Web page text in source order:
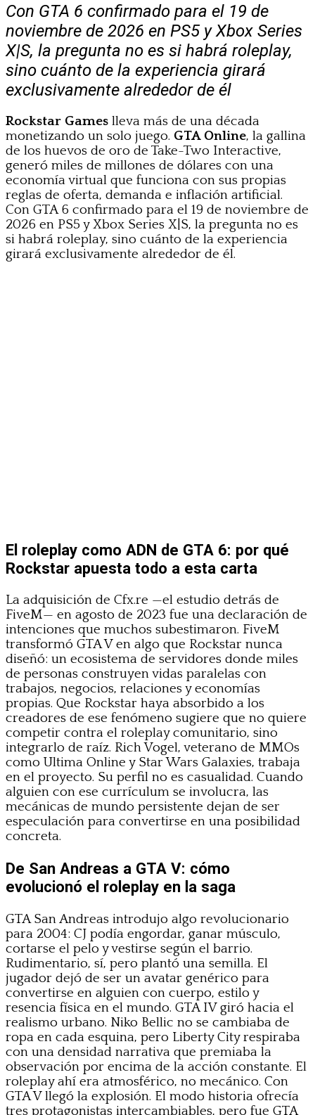
Con GTA 6 confirmado para el 19 de
noviembre de 2026 en PS5 y Xbox Series
X|S, la pregunta no es si habrá roleplay,
sino cuánto de la experiencia girará
exclusivamente alrededor de él
Rockstar Games lleva más de una década
monetizando un solo juego. GTA Online, la gallina
de los huevos de oro de Take-Two Interactive,
generó miles de millones de dólares con una
economía virtual que funciona con sus propias
reglas de oferta, demanda e inflación artificial.
Con GTA 6 confirmado para el 19 de noviembre de
2026 en PS5 y Xbox Series X|S, la pregunta no es
si habrá roleplay, sino cuánto de la experiencia
girará exclusivamente alrededor de él.
El roleplay como ADN de GTA 6: por qué
Rockstar apuesta todo a esta carta
La adquisición de Cfx.re —el estudio detrás de
FiveM— en agosto de 2023 fue una declaración de
intenciones que muchos subestimaron. FiveM
transformó GTA V en algo que Rockstar nunca
diseñó: un ecosistema de servidores donde miles
de personas construyen vidas paralelas con
trabajos, negocios, relaciones y economías
propias. Que Rockstar haya absorbido a los
creadores de ese fenómeno sugiere que no quiere
competir contra el roleplay comunitario, sino
integrarlo de raíz. Rich Vogel, veterano de MMOs
como Ultima Online y Star Wars Galaxies, trabaja
en el proyecto. Su perfil no es casualidad. Cuando
alguien con ese currículum se involucra, las
mecánicas de mundo persistente dejan de ser
especulación para convertirse en una posibilidad
concreta.
De San Andreas a GTA V: cómo
evolucionó el roleplay en la saga
GTA San Andreas introdujo algo revolucionario
para 2004: CJ podía engordar, ganar músculo,
cortarse el pelo y vestirse según el barrio.
Rudimentario, sí, pero plantó una semilla. El
jugador dejó de ser un avatar genérico para
convertirse en alguien con cuerpo, estilo y
resencia física en el mundo. GTA IV giró hacia el
realismo urbano. Niko Bellic no se cambiaba de
ropa en cada esquina, pero Liberty City respiraba
con una densidad narrativa que premiaba la
observación por encima de la acción constante. El
roleplay ahí era atmosférico, no mecánico. Con
GTA V llegó la explosión. El modo historia ofrecía
tres protagonistas intercambiables, pero fue GTA